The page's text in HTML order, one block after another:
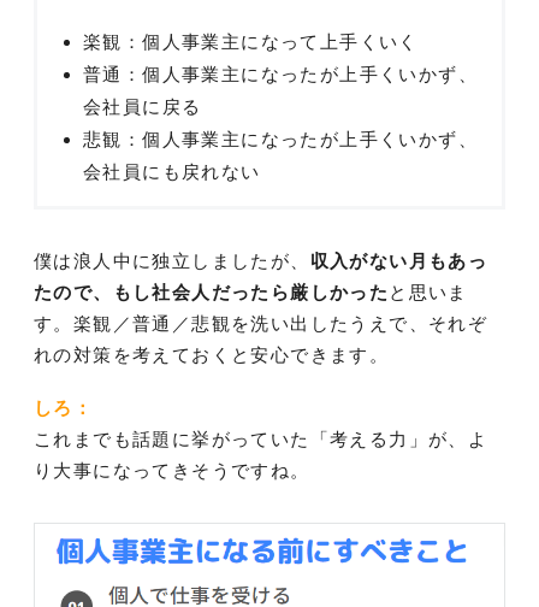
楽観：個人事業主になって上手くいく
普通：個人事業主になったが上手くいかず、
会社員に戻る
悲観：個人事業主になったが上手くいかず、
会社員にも戻れない
僕は浪人中に独立しましたが、 収入がない月もあっ
たので、もし社会人だったら厳しかった と思いま
す。楽観／普通／悲観を洗い出したうえで、それぞ
れの対策を考えておくと安心できます。
しろ：
これまでも話題に挙がっていた「考える力」が、よ
り大事になってきそうですね。